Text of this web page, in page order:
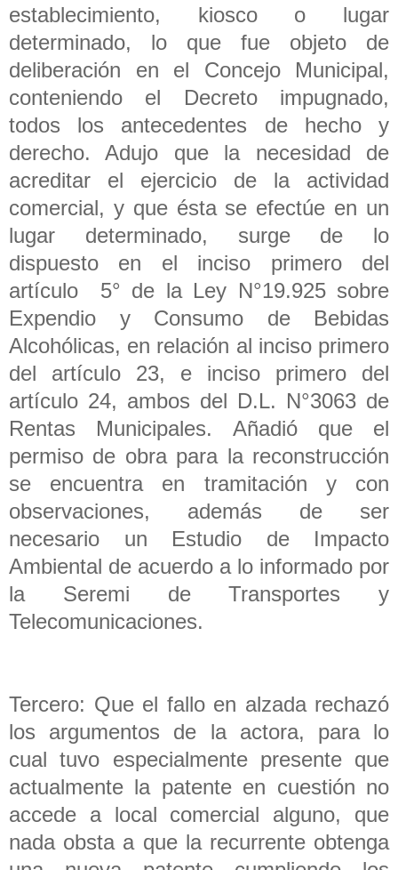
establecimiento, kiosco o lugar
determinado, lo que fue objeto de
deliberación en el Concejo Municipal,
conteniendo el Decreto impugnado,
todos los antecedentes de hecho y
derecho. Adujo que la necesidad de
acreditar el ejercicio de la actividad
comercial, y que ésta se efectúe en un
lugar determinado, surge de lo
dispuesto en el inciso primero del
artículo 5° de la Ley N°19.925 sobre
Expendio y Consumo de Bebidas
Alcohólicas, en relación al inciso primero
del artículo 23, e inciso primero del
artículo 24, ambos del D.L. N°3063 de
Rentas Municipales. Añadió que el
permiso de obra para la reconstrucción
se encuentra en tramitación y con
observaciones, además de ser
necesario un Estudio de Impacto
Ambiental de acuerdo a lo informado por
la Seremi de Transportes y
Telecomunicaciones.
Tercero: Que el fallo en alzada rechazó
los argumentos de la actora, para lo
cual tuvo especialmente presente que
actualmente la patente en cuestión no
accede a local comercial alguno, que
nada obsta a que la recurrente obtenga